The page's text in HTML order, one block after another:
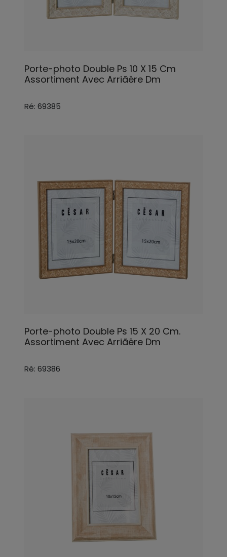
Porte-photo Double Ps 10 X 15 Cm
Assortiment Avec Arriãêre Dm
Ré: 69385
Porte-photo Double Ps 15 X 20 Cm.
Assortiment Avec Arriãêre Dm
Ré: 69386